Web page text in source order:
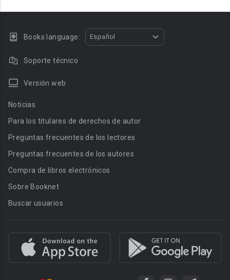
Books language: Español
Soporte técnico
Versión web
Noticias
Para los titulares de derechos de autor
Preguntas frecuentes de los lectores
Preguntas frecuentes de los autores
Compra de libros electrónicos
Sobre Booknet
Buscar usuarios